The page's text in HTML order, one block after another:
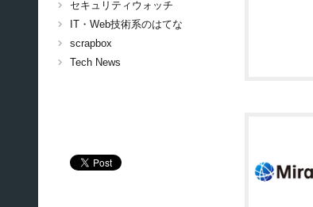
セキュリティウォッチ
IT・Web技術系のはてな
scrapbox
Tech News